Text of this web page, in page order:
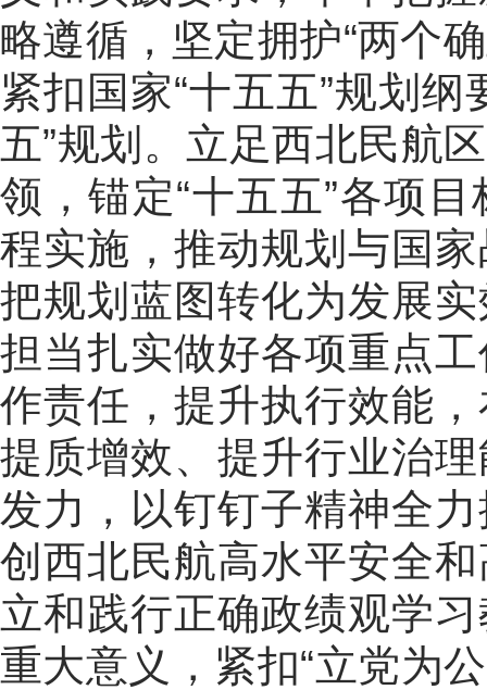
略遵循，坚定拥护“两个
紧扣国家“十五五”规划纲
五”规划。立足西北民航
领，锚定“十五五”各项目
程实施，推动规划与国
把规划蓝图转化为发展
担当扎实做好各项重点
作责任，提升执行效能
提质增效、提升行业治
发力，以钉钉子精神全
创西北民航高水平安全
立和践行正确政绩观学
重大意义，紧扣“立党为